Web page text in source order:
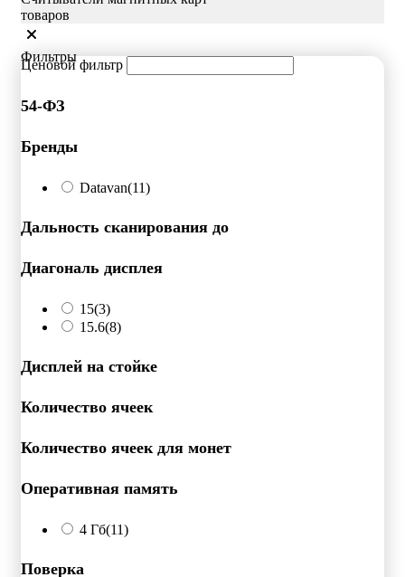
товаров
Фильтры
Ценовой фильтр
54-ФЗ
Бренды
Datavan(11)
Дальность сканирования до
Диагональ дисплея
15(3)
15.6(8)
Дисплей на стойке
Количество ячеек
Количество ячеек для монет
Оперативная память
4 Гб(11)
Поверка